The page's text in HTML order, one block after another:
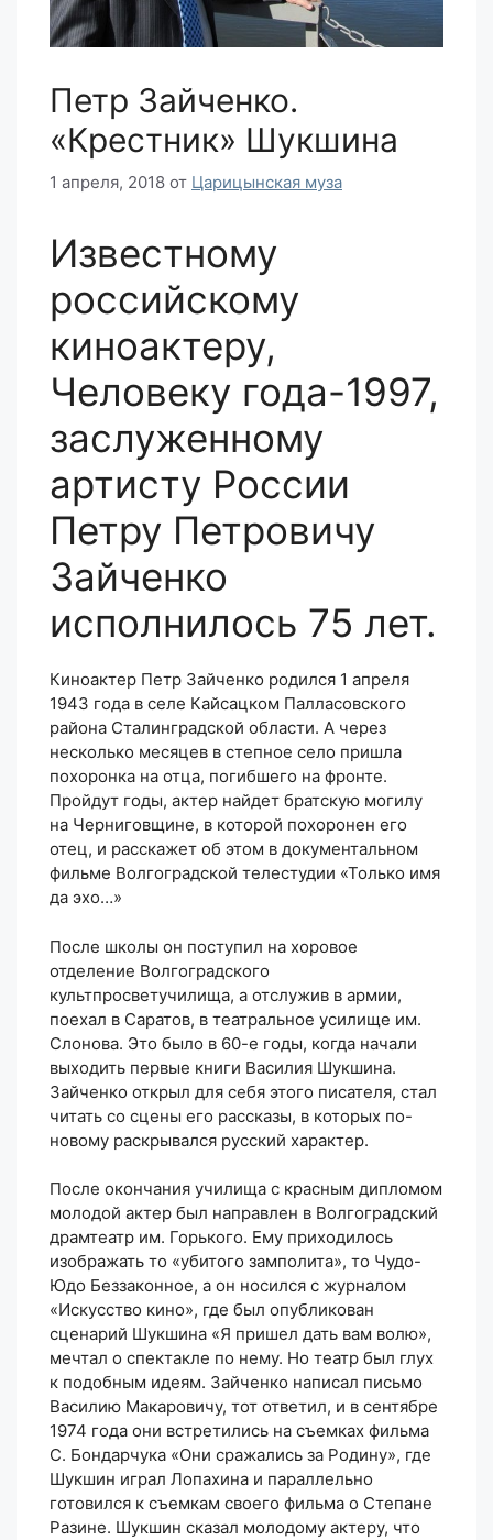
Петр Зайченко.
«Крестник» Шукшина
1 апреля, 2018 от Царицынская муза
Известному
российскому
киноактеру,
Человеку года-1997,
заслуженному
артисту России
Петру Петровичу
Зайченко
исполнилось 75 лет.
Киноактер Петр Зайченко родился 1 апреля
1943 года в селе Кайсацком Палласовского
района Сталинградской области. А через
несколько месяцев в степное село пришла
похоронка на отца, погибшего на фронте.
Пройдут годы, актер найдет братскую могилу
на Черниговщине, в которой похоронен его
отец, и расскажет об этом в документальном
фильме Волгоградской телестудии «Только имя
да эхо…»
После школы он поступил на хоровое
отделение Волгоградского
культпросветучилища, а отслужив в армии,
поехал в Саратов, в театральное усилище им.
Слонова. Это было в 60-е годы, когда начали
выходить первые книги Василия Шукшина.
Зайченко открыл для себя этого писателя, стал
читать со сцены его рассказы, в которых по-
новому раскрывался русский характер.
После окончания училища с красным дипломом
молодой актер был направлен в Волгоградский
драмтеатр им. Горького. Ему приходилось
изображать то «убитого замполита», то Чудо-
Юдо Беззаконное, а он носился с журналом
«Искусство кино», где был опубликован
сценарий Шукшина «Я пришел дать вам волю»,
мечтал о спектакле по нему. Но театр был глух
к подобным идеям. Зайченко написал письмо
Василию Макаровичу, тот ответил, и в сентябре
1974 года они встретились на съемках фильма
С. Бондарчука «Они сражались за Родину», где
Шукшин играл Лопахина и параллельно
готовился к съемкам своего фильма о Степане
Разине. Шукшин сказал молодому актеру, что